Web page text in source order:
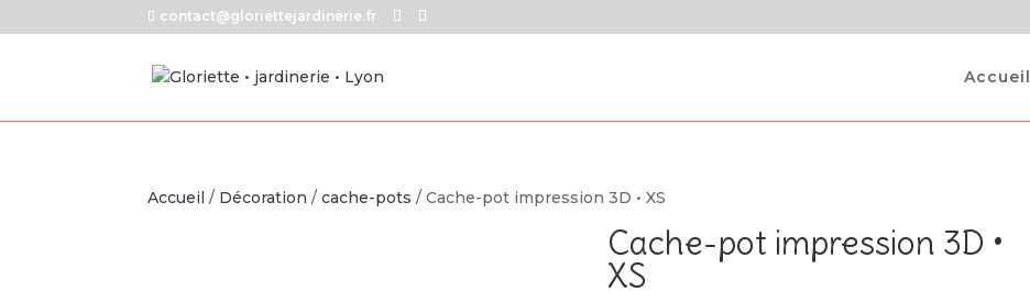
contact@gloriettejardinerie.fr
Accueil
Accueil / Décoration /cache-pots / Cache-pot impression 3D • XS
Cache-pot impression 3D •
XS